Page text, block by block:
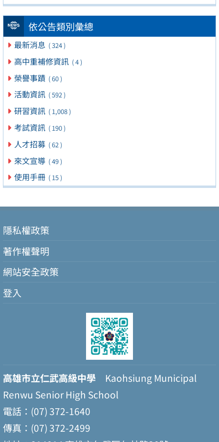
依公告類別彙總
最新消息 ( 324 )
高中重補修資訊 ( 4 )
榮譽事蹟 ( 60 )
活動資訊 ( 592 )
研習資訊 ( 1,008 )
考試資訊 ( 190 )
人才招募 ( 62 )
來文宣導 ( 49 )
使用手冊 ( 15 )
隱私權政策
著作權聲明
網站安全政策
登入
高雄市立仁武高級中學 Kaohsiung Municipal
Renwu Senior High School
電話：(07) 372-1640
傳真：(07) 372-2499